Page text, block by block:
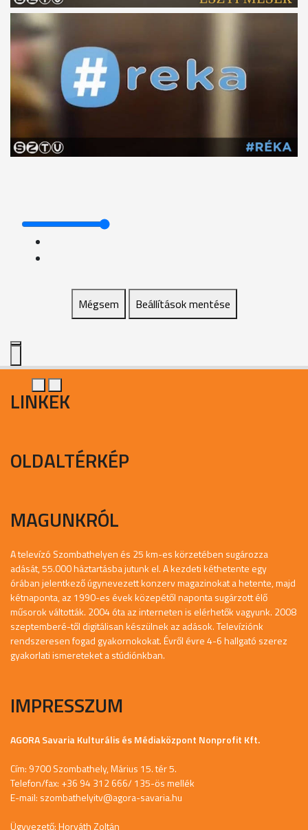
Mégsem Beállítások mentése
LINKEK
OLDALTÉRKÉP
MAGUNKRÓL
A televízó Szombathelyen és 25 km-es körzetében sugározza
adását, 55.000 háztartásba jutunk el. A kezdeti kéthetente egy
órában jelentkező úgynevezett konzerv magazinokat a hetente, majd
kétnaponta, az 1990-es évek közepétől naponta sugárzott élő
műsorok váltották. 2004 óta az interneten is elérhetők vagyunk. 2008
szeptemberé-től digitálisan készülnek az adások. Televíziónk
rendszeresen fogad gyakornokokat. Évről évre 4-6 hallgató szerez
gyakorlati ismereteket a stúdiónkban.
IMPRESSZUM
AGORA Savaria Kulturális és Médiaközpont Nonprofit Kft.
Cím: 9700 Szombathely, Márius 15. tér 5.
Telefon/fax: +36 94 312 666/ 135-ös mellék
E-mail: szombathelyitv@agora-savaria.hu
Ügyvezető: Horváth Zoltán